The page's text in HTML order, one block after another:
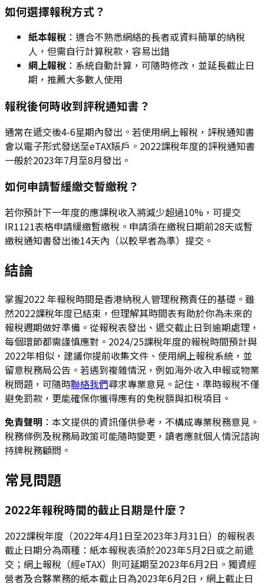
如何選擇報稅方式？
紙本報稅 ：適合不熟悉網絡的長者或資料簡單的納稅
人，但需自行計算稅款，容易出錯
網上報稅 ：系統自動計算，可隨時修改，並延長截止日
期，推薦大多數人使用
報稅後何時收到評稅通知書？
通常在遞交後4-6星期內發出。若使用網上報稅，評稅通知書
會以電子形式發送至eTAX賬戶。2022課稅年度的評稅通知書
一般於2023年7月至8月發出。
如何申請暫緩繳交暫繳稅？
若你預計下一年度的應課稅收入將減少超過10%，可提交
IR1121表格申請緩繳暫繳稅。申請須在繳稅日期前28天或暫
繳稅通知書發出後14天內（以較早者為準）提交。
結論
掌握2022 年報稅時間是香港納稅人管理稅務責任的基礎。雖
然2022課稅年度已結束，但理解其時間表有助於你為未來的
報稅週期做好準備。從報稅表發出、遞交截止日到逾期處理，
每個環節都需謹慎應對。2024/25課稅年度的報稅時間預計與
2022年相似，建議你提前收集文件、使用網上報稅系統，並
留意稅務局公告。若遇到複雜情況，例如海外收入申報或物業
稅問題，可隨時聯絡我們尋求專業意見。記住，準時報稅不僅
避免罰款，更能確保你獲得應有的免稅額與扣稅項目。
免責聲明 ：本文提供的資訊僅供參考，不構成專業稅務意見。
稅務條例及稅務局政策可能隨時變更，讀者應就個人情況諮詢
持牌稅務顧問。
常見問題
2022年報稅時間的截止日期是什麼？
2022課稅年度（2022年4月1日至2023年3月31日）的報稅表
截止日期分為兩種：紙本報稅表須於2023年5月2日或之前遞
交；網上報稅（經eTAX）則可延期至2023年6月2日。獨資經
營者及合夥業務的紙本截止日為2023年6月2日，網上截止日